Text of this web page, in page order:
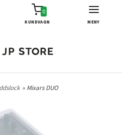
0
KUNDVAGN MENY
» Mixars DUO